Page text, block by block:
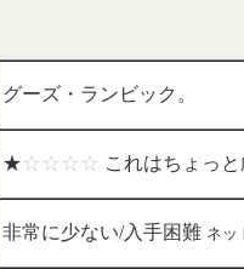
グーズ・ランビック。
★☆☆☆☆ これはちょっ
非常に少ない/入手困難 ネッ